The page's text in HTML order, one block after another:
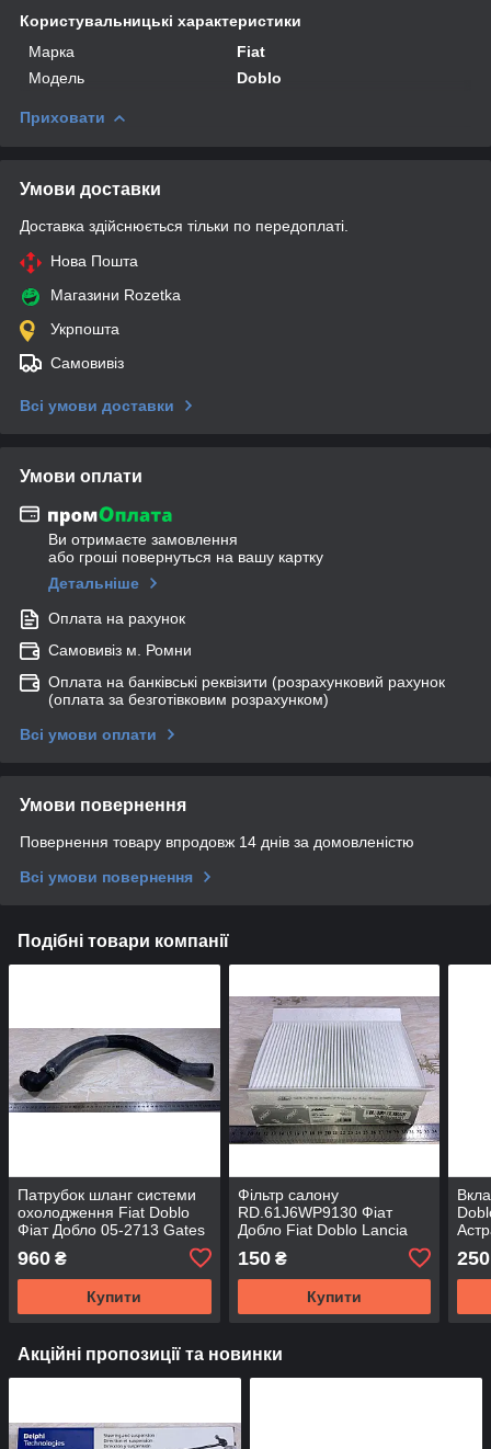
Користувальницькі характеристики
Марка
Fiat
Модель
Doblo
Приховати
Умови доставки
Доставка здійснюється тільки по передоплаті.
Нова Пошта
Магазини Rozetka
Укрпошта
Самовивіз
Всі умови доставки
Умови оплати
Ви отримаєте замовлення
або гроші повернуться на вашу картку
Детальніше
Оплата на рахунок
Самовивіз м. Ромни
Оплата на банківські реквізити (розрахунковий рахунок
(оплата за безготівковим розрахунком)
Всі умови оплати
Умови повернення
Повернення товару впродовж 14 днів за домовленістю
Всі умови повернення
Подібні товари компанії
Патрубок шланг системи
охолодження Fiat Doblo
Фіат Добло 05-2713 Gates
960 ₴
Купити
Фільтр салону
RD.61J6WP9130 Фіат
Добло Fiat Doblo Lancia
150₴
Купити
250
Акційні пропозиції та новинки